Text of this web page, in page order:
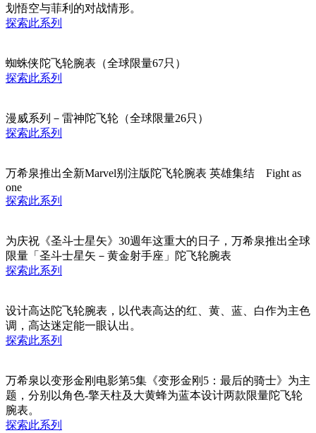
划悟空与菲利的对战情形。
探索此系列
蜘蛛侠陀飞轮腕表（全球限量67只）
探索此系列
漫威系列－雷神陀飞轮（全球限量26只）
探索此系列
万希泉推出全新Marvel别注版陀飞轮腕表 英雄集结 Fight as
one
探索此系列
为庆祝《圣斗士星矢》30週年这重大的日子，万希泉推出全球
限量「圣斗士星矢－黄金射手座」陀飞轮腕表
探索此系列
设计高达陀飞轮腕表，以代表高达的红、黄、蓝、白作为主色
调，高达迷定能一眼认出。
探索此系列
万希泉以变形金刚电影第5集《变形金刚5：最后的骑士》为主
题，分别以角色-擎天柱及大黄蜂为蓝本设计两款限量陀飞轮
腕表。
探索此系列